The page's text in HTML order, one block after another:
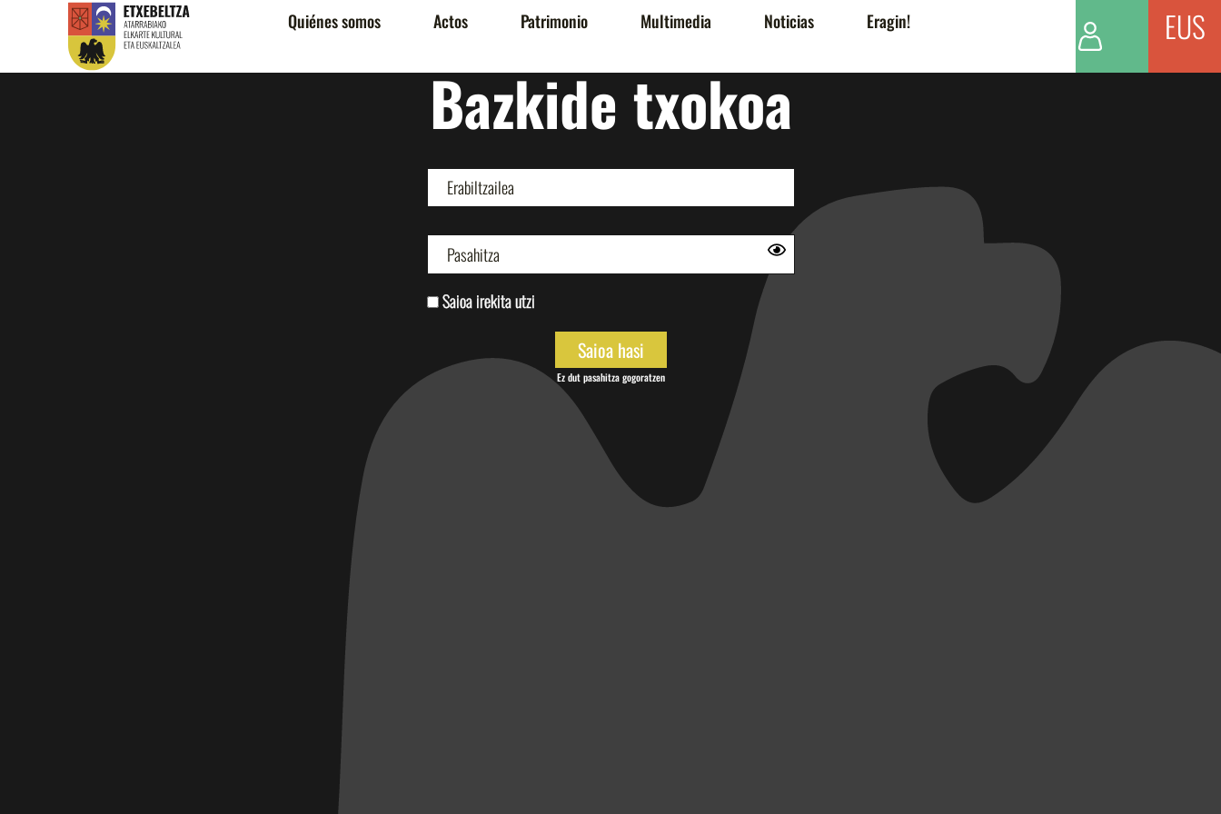
Quiénes somos Actos Patrimonio Multimedia Noticias Eragin! EUS
Bazkide txokoa
Saioa irekita utzi
Ez dut pasahitza gogoratzen